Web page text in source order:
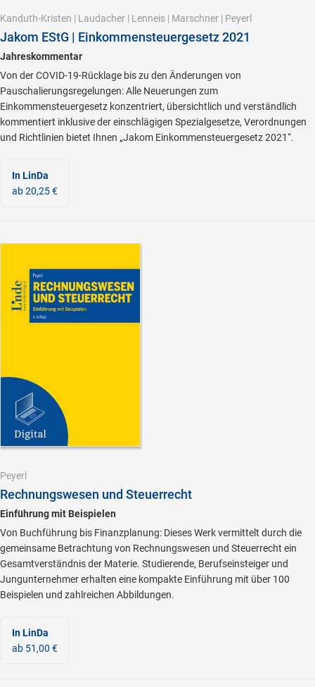
Kanduth-Kristen | Laudacher | Lenneis | Marschner | Peyerl
Jakom EStG | Einkommensteuergesetz 2021
Jahreskommentar
Von der COVID-19-Rücklage bis zu den Änderungen von
Pauschalierungsregelungen: Alle Neuerungen zum
Einkommensteuergesetz konzentriert, übersichtlich und verständlich
kommentiert inklusive der einschlägigen Spezialgesetze, Verordnungen
und Richtlinien bietet Ihnen „Jakom Einkommensteuergesetz 2021“.
In LinDa
ab 20,25 €
Peyerl
Rechnungswesen und Steuerrecht
Einführung mit Beispielen
Von Buchführung bis Finanzplanung: Dieses Werk vermittelt durch die
gemeinsame Betrachtung von Rechnungswesen und Steuerrecht ein
Gesamtverständnis der Materie. Studierende, Berufseinsteiger und
Jungunternehmer erhalten eine kompakte Einführung mit über 100
Beispielen und zahlreichen Abbildungen.
In LinDa
ab 51,00 €